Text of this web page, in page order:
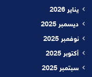
يناير 2026
ديسمبر 2025
نوفمبر 2025
أكتوبر 2025
سبتمبر 2025